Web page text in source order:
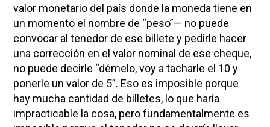
valor monetario del país donde la moneda tiene en
un momento el nombre de “peso”— no puede
convocar al tenedor de ese billete y pedirle hacer
una corrección en el valor nominal de ese cheque,
no puede decirle “démelo, voy a tacharle el 10 y
ponerle un valor de 5”. Eso es imposible porque
hay mucha cantidad de billetes, lo que haría
impracticable la cosa, pero fundamentalmente es